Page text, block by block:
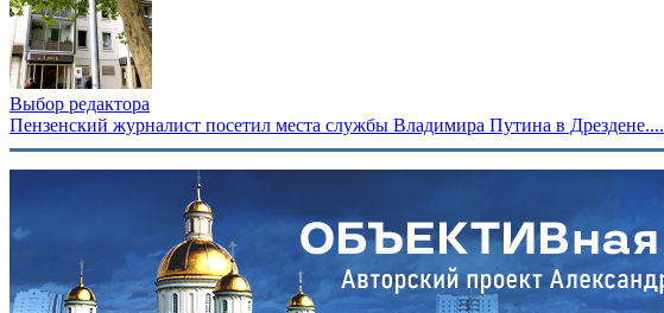
Выбор редактора
Пензенский журналист посетил места службы Владимира Путина в Дрездене....